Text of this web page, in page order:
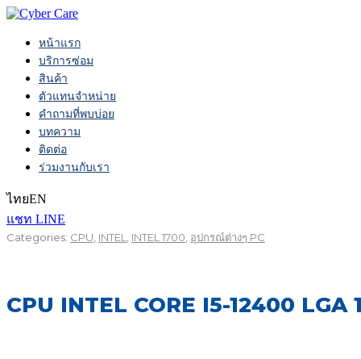
หน้าแรก
บริการซ่อม
สินค้า
ตัวแทนจำหน่าย
คำถามที่พบบ่อย
บทความ
ติดต่อ
ร่วมงานกับเรา
ไทยEN
แชท LINE
Categories: CPU INTEL INTEL 1700 อุปกรณ์ต่างๆ PC
CPU INTEL CORE I5-12400 LGA